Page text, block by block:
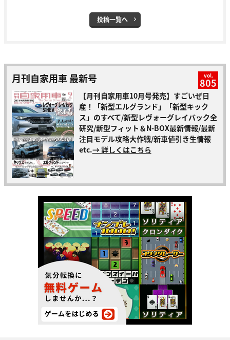
投稿一覧へ
月刊自家用車 最新号 vol.
805
【月刊自家用車10月号発売】すごいぜ日
産！「新型エルグランド」「新型キック
ス」のすべて/新型レヴォーグレイバック全
研究/新型フィット＆N-BOX最新情報/最新
注目モデル攻略大作戦/新車値引き生情報
etc.→ 詳しくはこちら